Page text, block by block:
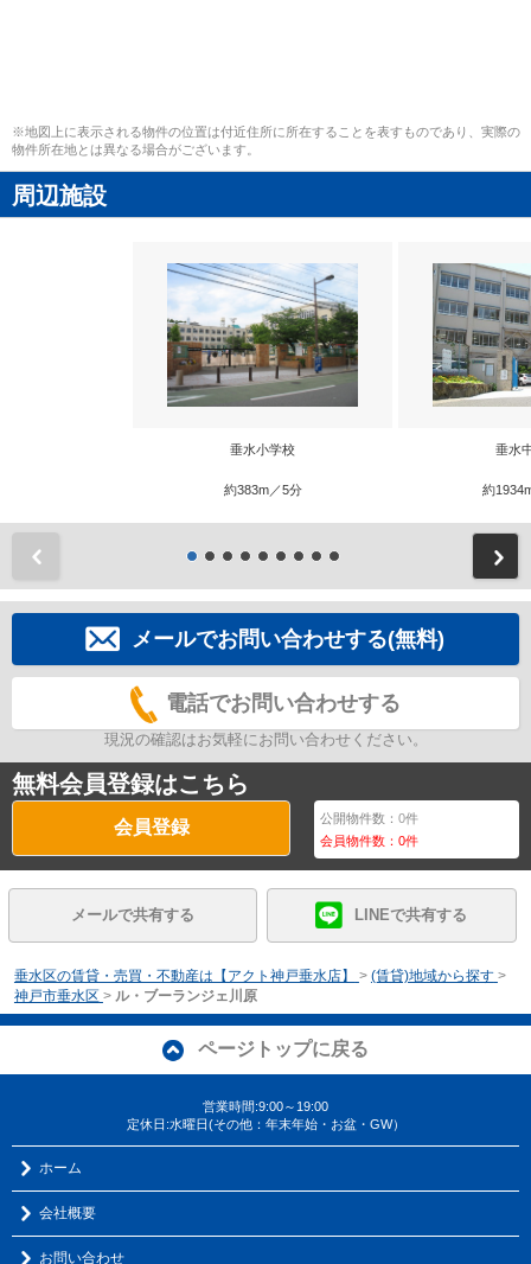
※地図上に表示される物件の位置は付近住所に所在することを表すものであり、実際の
物件所在地とは異なる場合がございます。
周辺施設
垂水小学校
約383m／5分
垂水
約
メールでお問い合わせする(無料)
電話でお問い合わせする
現況の確認はお気軽にお問い合わせください。
無料会員登録はこちら
会員登録 公開物件数：0件
会員物件数：0件
メールで共有する LINEで共有する
垂水区の賃貸・売買・不動産は【アクト神戸垂水店】 > (賃貸)地域から探す >
神戸市垂水区 > ル・ブーランジェ川原
ページトップに戻る
営業時間:9:00～19:00
定休日:水曜日(その他：年末年始・お盆・GW）
ホーム
会社概要
お問い合わせ